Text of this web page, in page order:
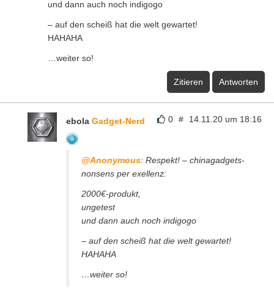
und dann auch noch indigogo
– auf den scheiß hat die welt gewartet!
HAHAHA
…weiter so!
Zitieren Antworten
0 # 14.11.20 um 18:16
ebola Gadget-Nerd
@Anonymous: Respekt! – chinagadgets-
nonsens per exellenz:
2000€-produkt,
ungetest
und dann auch noch indigogo
– auf den scheiß hat die welt gewartet!
HAHAHA
…weiter so!